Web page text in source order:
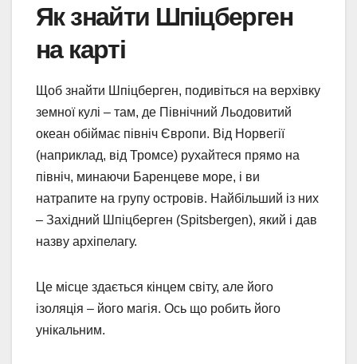
Як знайти Шпіцберген
на карті
Щоб знайти Шпіцберген, подивіться на верхівку
земної кулі – там, де Північний Льодовитий
океан обіймає північ Європи. Від Норвегії
(наприклад, від Тромсе) рухайтеся прямо на
північ, минаючи Баренцеве море, і ви
натрапите на групу островів. Найбільший із них
– Західний Шпіцберген (Spitsbergen), який і дав
назву архіпелагу.
Це місце здається кінцем світу, але його
ізоляція – його магія. Ось що робить його
унікальним.